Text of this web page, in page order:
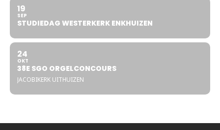
19
SEP
STUDIEDAG WESTERKERK ENKHUIZEN
24
OKT
38E SGO ORGELCONCOURS
JACOBIKERK UITHUIZEN